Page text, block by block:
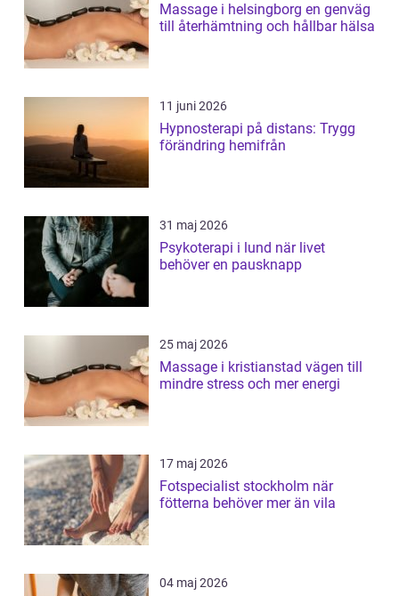
Massage i helsingborg en genväg
till återhämtning och hållbar hälsa
11 juni 2026
Hypnosterapi på distans: Trygg
förändring hemifrån
31 maj 2026
Psykoterapi i lund när livet
behöver en pausknapp
25 maj 2026
Massage i kristianstad vägen till
mindre stress och mer energi
17 maj 2026
Fotspecialist stockholm när
fötterna behöver mer än vila
04 maj 2026